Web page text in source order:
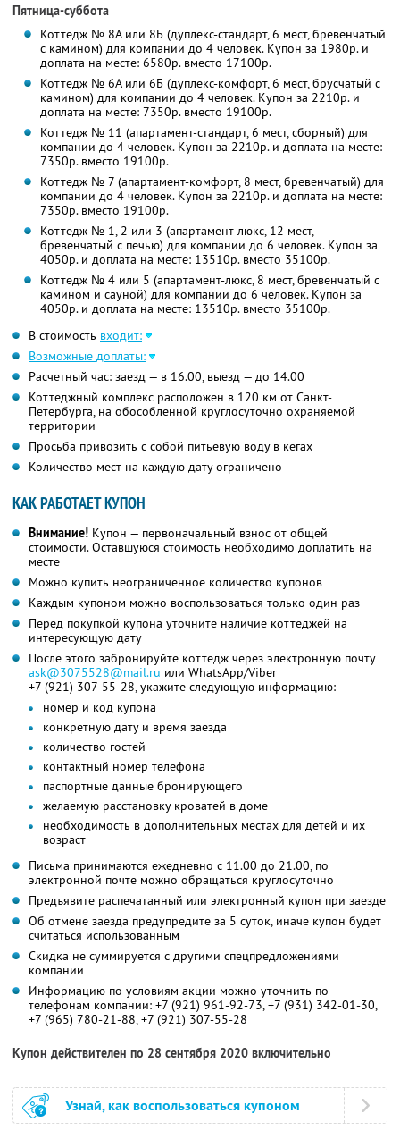
Пятница-суббота
Коттедж № 8А или 8Б (дуплекс-стандарт, 6 мест, бревенчатый
с камином) для компании до 4 человек. Купон за 1980р. и
доплата на месте: 6580р. вместо 17100р.
Коттедж № 6А или 6Б (дуплекс-комфорт, 6 мест, брусчатый с
камином) для компании до 4 человек. Купон за 2210р. и
доплата на месте: 7350р. вместо 19100р.
Коттедж № 11 (апартамент-стандарт, 6 мест, сборный) для
компании до 4 человек. Купон за 2210р. и доплата на месте:
7350р. вместо 19100р.
Коттедж № 7 (апартамент-комфорт, 8 мест, бревенчатый) для
компании до 4 человек. Купон за 2210р. и доплата на месте:
7350р. вместо 19100р.
Коттедж № 1, 2 или 3 (апартамент-люкс, 12 мест,
бревенчатый с печью) для компании до 6 человек. Купон за
4050р. и доплата на месте: 13510р. вместо 35100р.
Коттедж № 4 или 5 (апартамент-люкс, 8 мест, бревенчатый с
камином и сауной) для компании до 6 человек. Купон за
4050р. и доплата на месте: 13510р. вместо 35100р.
В стоимость входит:
Возможные доплаты:
Расчетный час: заезд — в 16.00, выезд — до 14.00
Коттеджный комплекс расположен в 120 км от Санкт-
Петербурга, на обособленной круглосуточно охраняемой
территории
Просьба привозить с собой питьевую воду в кегах
Количество мест на каждую дату ограничено
КАК РАБОТАЕТ КУПОН
Внимание! Купон — первоначальный взнос от общей
стоимости. Оставшуюся стоимость необходимо доплатить на
месте
Можно купить неограниченное количество купонов
Каждым купоном можно воспользоваться только один раз
Перед покупкой купона уточните наличие коттеджей на
интересующую дату
После этого забронируйте коттедж через электронную почту
ask@3075528@mail.ru или WhatsApp/Viber
+7 (921) 307-55-28, укажите следующую информацию:
номер и код купона
конкретную дату и время заезда
количество гостей
контактный номер телефона
паспортные данные бронирующего
желаемую расстановку кроватей в доме
необходимость в дополнительных местах для детей и их
возраст
Письма принимаются ежедневно с 11.00 до 21.00, по
электронной почте можно обращаться круглосуточно
Предъявите распечатанный или электронный купон при заезде
Об отмене заезда предупредите за 5 суток, иначе купон будет
считаться использованным
Скидка не суммируется с другими спецпредложениями
компании
Информацию по условиям акции можно уточнить по
телефонам компании: +7 (921) 961-92-73,+7 (931) 342-01-30,
+7 (965) 780-21-88,+7 (921) 307-55-28
Купон действителен по 28 сентября 2020 включительно
Узнай, как воспользоваться купоном